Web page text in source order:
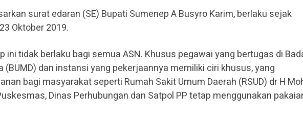
surat edaran (SE) Bupati Sumenep A Busyro Karim, berlaku sejak
Oktober 2019.
ini tidak berlaku bagi semua ASN. Khusus pegawai yang bertugas di
(BUMD) dan instansi yang pekerjaannya memiliki ciri khusus, yang
bagi masyarakat seperti Rumah Sakit Umum Daerah (RSUD) dr H
Dinas Perhubungan dan Satpol PP tetap menggunakan